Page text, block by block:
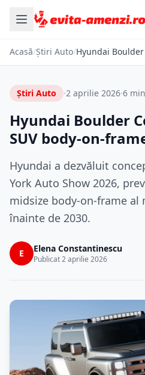
Acasă/Știri Auto/
Știri Auto ·2 aprilie 2026·6
Hyundai Boulder
SUV body-on-
Hyundai a dezvăluit
York Auto Show 2026,
midsize body-on-frame al
înainte de 2030.
E Elena Constantinescu
Publicat 2 aprilie 2026